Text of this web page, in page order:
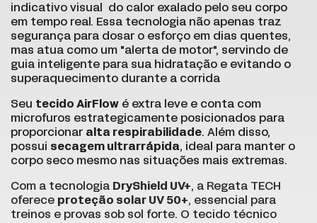
indicativo visual do calor exalado pelo seu corpo
em tempo real. Essa tecnologia não apenas traz
segurança para dosar o esforço em dias quentes,
mas atua como um "alerta de motor", servindo de
guia inteligente para sua hidratação e evitando o
superaquecimento durante a corrida
Seu tecido AirFlow é extra leve e conta com
microfuros estrategicamente posicionados para
proporcionar alta respirabilidade. Além disso,
possui secagem ultrarrápida, ideal para manter o
corpo seco mesmo nas situações mais extremas.
Com a tecnologia DryShield UV+, a Regata TECH
oferece proteção solar UV 50+, essencial para
treinos e provas sob sol forte. O tecido técnico